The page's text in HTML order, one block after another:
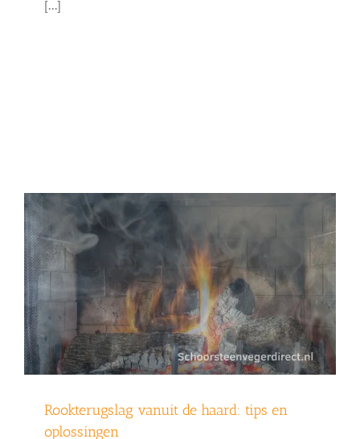
[...]
Rookterugslag vanuit de haard: tips en
oplossingen